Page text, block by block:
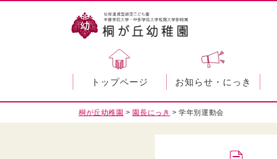
トップページ お知らせ・にっき
桐が丘幼稚園 > 園長にっき >学年別運動会